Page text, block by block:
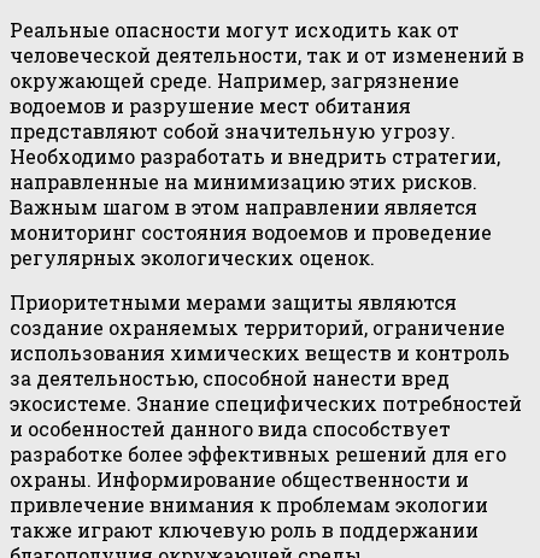
Реальные опасности могут исходить как от
человеческой деятельности, так и от изменений в
окружающей среде. Например, загрязнение
водоемов и разрушение мест обитания
представляют собой значительную угрозу.
Необходимо разработать и внедрить стратегии,
направленные на минимизацию этих рисков.
Важным шагом в этом направлении является
мониторинг состояния водоемов и проведение
регулярных экологических оценок.
Приоритетными мерами защиты являются
создание охраняемых территорий, ограничение
использования химических веществ и контроль
за деятельностью, способной нанести вред
экосистеме. Знание специфических потребностей
и особенностей данного вида способствует
разработке более эффективных решений для его
охраны. Информирование общественности и
привлечение внимания к проблемам экологии
также играют ключевую роль в поддержании